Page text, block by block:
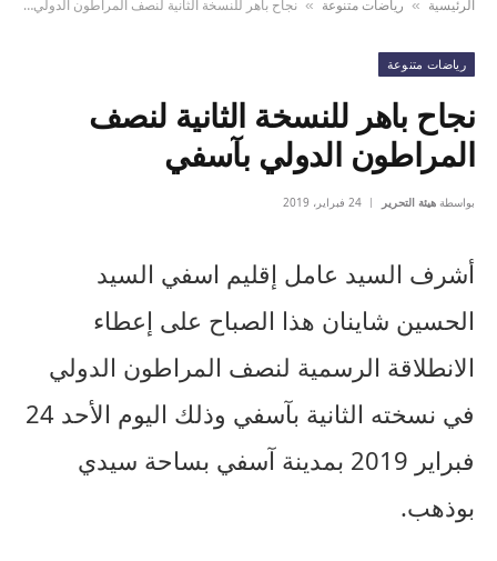
الرئيسية » رياضات متنوعة » نجاح باهر للنسخة الثانية لنصف المراطون الدولي بآسفي
رياضات متنوعة
نجاح باهر للنسخة الثانية لنصف
المراطون الدولي بآسفي
بواسطة هيئة التحرير 24 فبراير، 2019
أشرف السيد عامل إقليم اسفي السيد
الحسين شاينان هذا الصباح على إعطاء
الانطلاقة الرسمية لنصف المراطون الدولي
في نسخته الثانية بآسفي وذلك اليوم الأحد 24
فبراير 2019 بمدينة آسفي بساحة سيدي
بوذهب.